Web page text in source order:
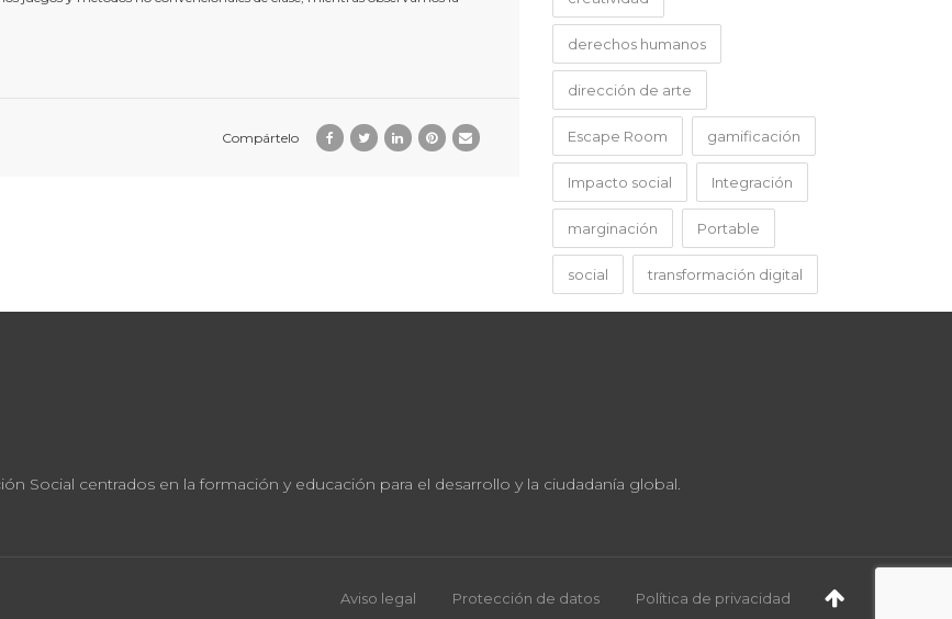
Compártelo
derechos humanos
dirección de arte
Escape Room gamificación
Impacto social Integración
marginación Portable
social transformación digital
Social centrados en la formación y educación para el desarrollo y la ciudadanía global.
Aviso legal Protección de datos Política de privacidad